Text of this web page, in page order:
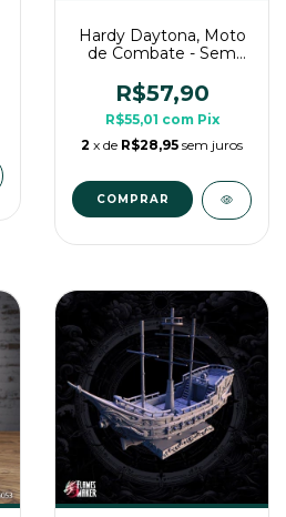
Hardy Daytona, Moto
de Combate - Sem
Grande Para Rpg de
Mesa
R$57,90
R$55,01 com Pix
2 x de R$28,95 sem juros